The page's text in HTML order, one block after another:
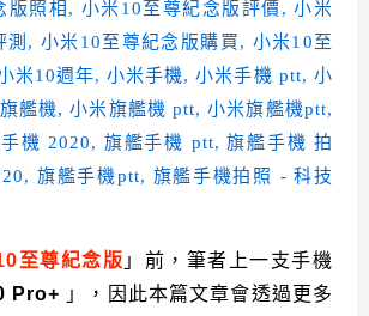
至尊紀念版 」前，筆者上一支手機
Pro+ 」，因此本篇文章會透過更多